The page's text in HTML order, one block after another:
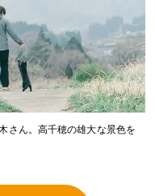
さん。高千穂の雄大な景色を